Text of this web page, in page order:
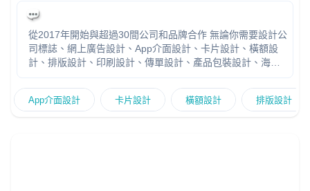
從2017年開始與超過30間公司和品牌合作 無論你需要設計公
司標誌、網上廣告設計、App介面設計、卡片設計、橫額設
計、排版設計、印刷設計、傳單設計、產品包裝設計、海報
創意，我能為你提供專業意見，為您量身定制符合您需求的
設計方案。 https://tracychuillustration.wixsite.com/mysite
App介面設計 卡片設計 橫額設計 排版設計